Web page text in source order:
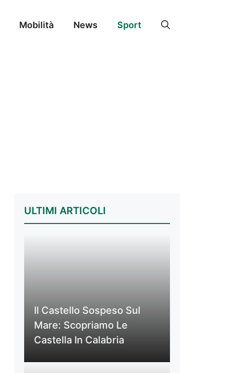
Mobilità News Sport
ULTIMI ARTICOLI
Il Castello Sospeso Sul
Mare: Scopriamo Le
Castella In Calabria